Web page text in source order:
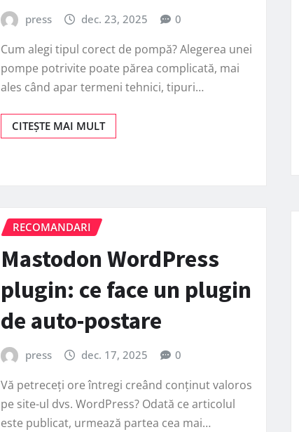
press dec. 23, 2025 0
Cum alegi tipul corect de pompă? Alegerea unei
pompe potrivite poate părea complicată, mai
ales când apar termeni tehnici, tipuri…
CITEȘTE MAI MULT
RECOMANDARI
Mastodon WordPress
plugin: ce face un plugin
de auto-postare
press dec. 17, 2025 0
Vă petreceți ore întregi creând conținut valoros
pe site-ul dvs. WordPress? Odată ce articolul
este publicat, urmează partea cea mai…